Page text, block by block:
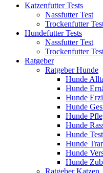
Katzenfutter Tests
Nassfutter Test
Trockenfutter
Hundefutter Tests
Nassfutter Test
Trockenfutter
Ratgeber
Ratgeber Hunde
Hunde
Hunde
Hunde
Hunde
Hunde
Hunde
Hunde
Hunde
Hunde
Hunde
Ratgeber Katzen